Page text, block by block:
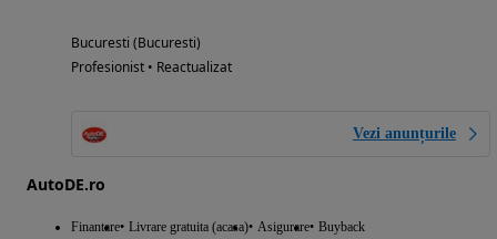
Bucuresti (Bucuresti)
Profesionist • Reactualizat
Vezi anunțurile
AutoDE.ro
Finantare Livrare gratuita (acasa) Asigurare Buyback